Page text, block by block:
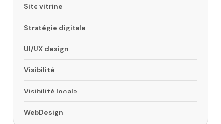
Site vitrine
Stratégie digitale
UI/UX design
Visibilité
Visibilité locale
WebDesign